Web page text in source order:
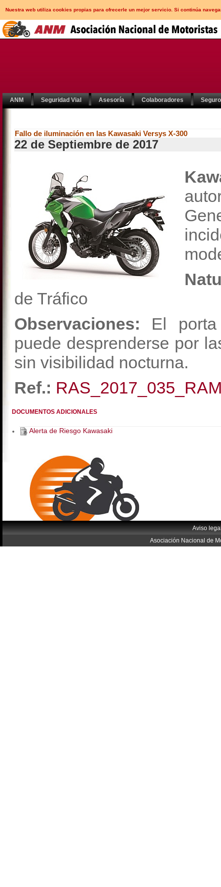
Nuestra web utiliza cookies propias para ofrecerle un mejor servicio. Si continúa
ANM Seguridad Vial Asesoría Colaboradores
Fallo de iluminación en las Kawasaki Versys X-300
22 de Septiembre de 2017
de Tráfico
Observaciones: El porta
puede desprenderse por
sin visibilidad nocturna.
Ref.:
DOCUMENTOS ADICIONALES
Alerta de Riesgo Kawasaki
Aviso
Asociación Nacional de